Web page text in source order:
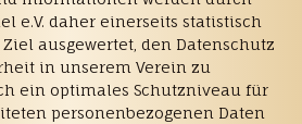
e.V. daher einerseits statistisch
ausgewertet, den Datenschutz
in unserem Verein zu
ein optimales Schutzniveau für
personenbezogenen Daten